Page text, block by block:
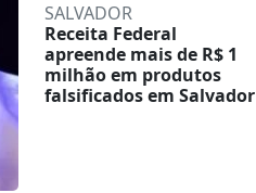
SALVADOR
Receita Federal
apreende mais de R$ 1
milhão em produtos
falsificados em Salvador